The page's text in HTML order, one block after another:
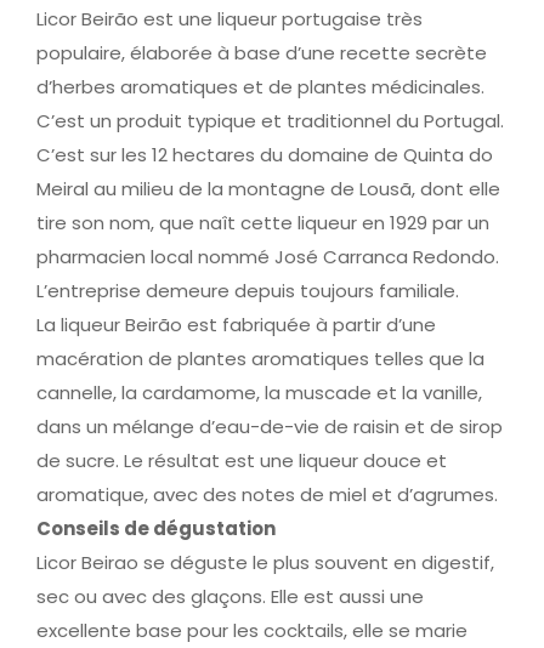
Licor Beirão est une liqueur portugaise très
populaire, élaborée à base d’une recette secrète
d’herbes aromatiques et de plantes médicinales.
C’est un produit typique et traditionnel du Portugal.
C’est sur les 12 hectares du domaine de Quinta do
Meiral au milieu de la montagne de Lousã, dont elle
tire son nom, que naît cette liqueur en 1929 par un
pharmacien local nommé José Carranca Redondo.
L’entreprise demeure depuis toujours familiale.
La liqueur Beirão est fabriquée à partir d’une
macération de plantes aromatiques telles que la
cannelle, la cardamome, la muscade et la vanille,
dans un mélange d’eau-de-vie de raisin et de sirop
de sucre. Le résultat est une liqueur douce et
aromatique, avec des notes de miel et d’agrumes.
Conseils de dégustation
Licor Beirao se déguste le plus souvent en digestif,
sec ou avec des glaçons. Elle est aussi une
excellente base pour les cocktails, elle se marie